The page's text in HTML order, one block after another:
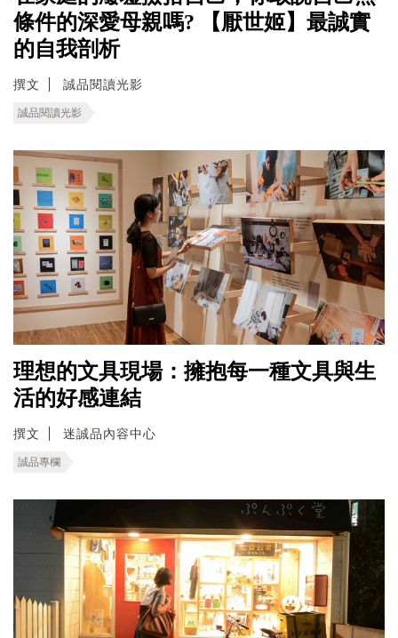
條件的深愛母親嗎? 【厭世姬】最誠實
的自我剖析
撰文 誠品閱讀光影
誠品閱讀光影
理想的文具現場：擁抱每一種文具與生
活的好感連結
撰文 迷誠品內容中心
誠品專欄